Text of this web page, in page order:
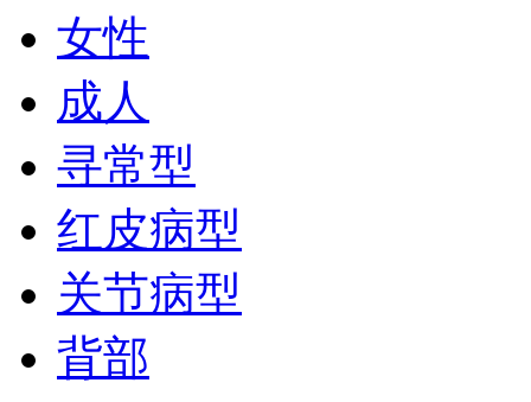
女性
成人
寻常型
红皮病型
关节病型
背部